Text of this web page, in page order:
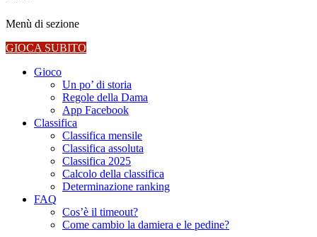
Menù di sezione
GIOCA SUBITO
Gioco
Un po’ di storia
Regole della Dama
App Facebook
Classifica
Classifica mensile
Classifica assoluta
Classifica 2025
Calcolo della classifica
Determinazione ranking
FAQ
Cos’è il timeout?
Come cambio la damiera e le pedine?